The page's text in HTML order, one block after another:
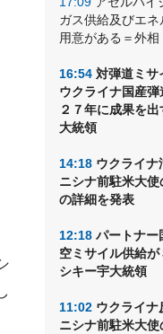
ガス供給及びエ
用意がある＝外相
16:54 対弾道ミサ
ウクライナ国産
２７年に成果を
大統領
14:18 ウクライナ
ニシナ前駐米大
の詳細を発表
12:18 パートナー
空ミサイル供給
シキー宇大統領
11:02 ウクライナ
ニシナ前駐米大